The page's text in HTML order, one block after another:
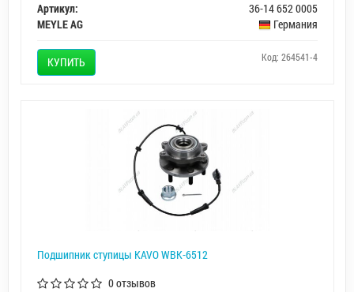
Артикул:
36-14 652 0005
MEYLE AG
Германия
КУПИТЬ Код: 264541-4
Подшипник ступицы KAVO WBK-6512
0 отзывов